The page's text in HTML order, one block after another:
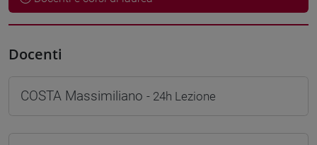
Docenti
COSTA Massimiliano - 24h Lezione